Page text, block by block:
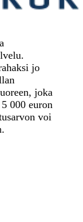
jo
joka
000 euron
voi